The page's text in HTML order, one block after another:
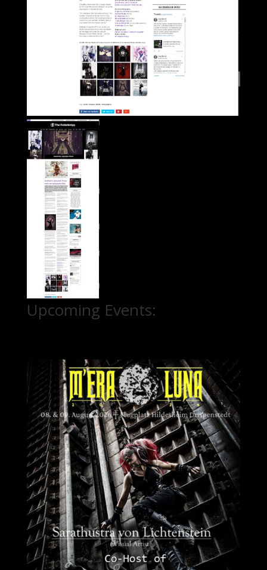
Upcoming Events: